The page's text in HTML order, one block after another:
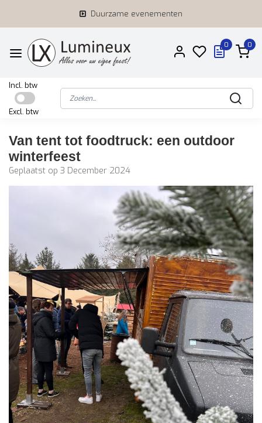
Duurzame evenementen
0 0
Incl. btw
Excl. btw
Van tent tot foodtruck: een outdoor
winterfeest
Geplaatst op 3 December 2024